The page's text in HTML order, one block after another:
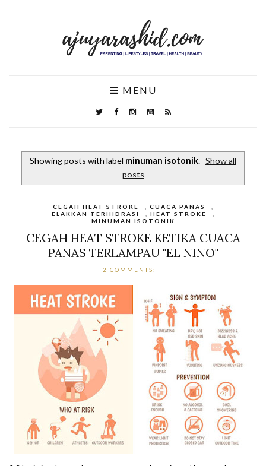
MENU
Showing posts with label minuman isotonik. Show all
posts
CEGAH HEAT STROKE CUACA PANAS
ELAKKAN TERHIDRASI
HEAT STROKE
MINUMAN ISOTONIK
CEGAH HEAT STROKE KETIKA CUACA
PANAS TERLAMPAU "EL NINO"
2 COMMENTS: